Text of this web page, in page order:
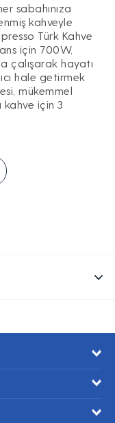
sabahınıza
kahveyle
Türk Kahve
için 700W,
çalışarak hayatı
hale getirmek
mükemmel
kahve için 3